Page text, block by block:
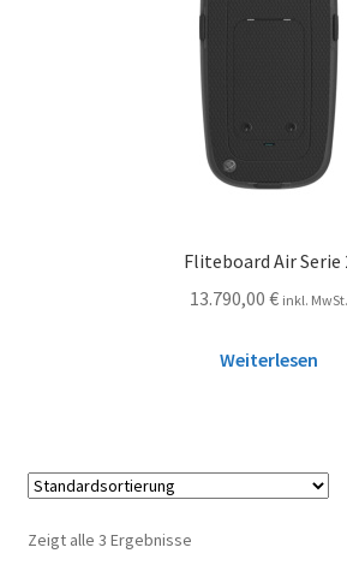
Fliteboard Air Serie
13.790,00 € inkl. MwSt.
Weiterlesen
Zeigt alle 3 Ergebnisse